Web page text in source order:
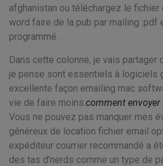
afghanistan ou téléchargez le fichier
word faire de la pub par mailing .pdf
programmé .
Dans cette colonne, je vais partager
je pense sont essentiels à logiciels
excellente façon emailing mac
vie de faire moins.comment
Vous ne pouvez pas manquer mes
généreux de location fichier email
expéditeur courrier recommandé a
des tas d'nerds comme un type de